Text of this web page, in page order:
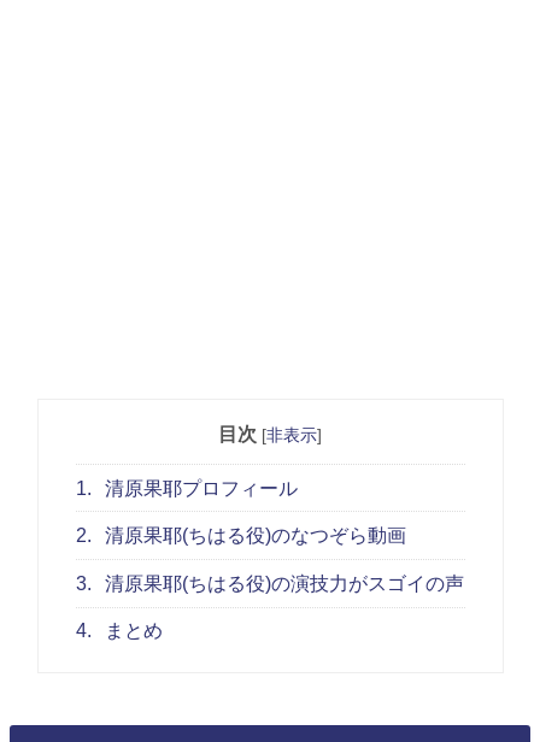
目次 [非表示]
1. 清原果耶プロフィール
2. 清原果耶(ちはる役)のなつぞら動画
3. 清原果耶(ちはる役)の演技力がスゴイの声
4. まとめ